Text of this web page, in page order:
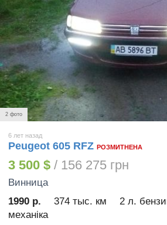
2 фото
6 лет назад
Peugeot 605 RFZ РОЗМИТНЕНА
3 500 $ / 156 275 грн
Винница
1990 р.
374 тыс. км 2 л.
механіка